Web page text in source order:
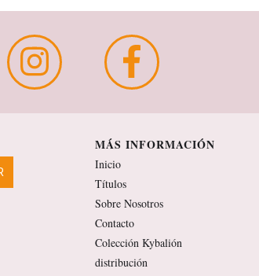
MÁS INFORMACIÓN
Inicio
Títulos
Sobre Nosotros
Contacto
Colección Kybalión
distribución